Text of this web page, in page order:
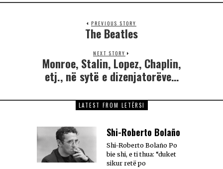
PREVIOUS STORY
The Beatles
NEXT STORY
Monroe, Stalin, Lopez, Chaplin,
etj., në sytë e dizenjatorëve…
LATEST FROM LETËRSI
Shi-Roberto Bolaño
Shi-Roberto Bolaño Po
bie shi, e ti thua: “duket
sikur retë po